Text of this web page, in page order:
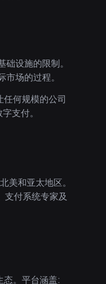
设施的限制。
场的过程。
何规模的公司
支付。
美和亚太地区。
支付系统专家及
态。平台涵盖: